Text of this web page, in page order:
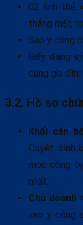
02 ảnh thẻ
thẳng mặt,
Sao y công
Giấy đăng
cùng gia
3.2. Hồ sơ
Khối cán
Quyết định
mộc công
nhất.
Chủ doanh
sao y công